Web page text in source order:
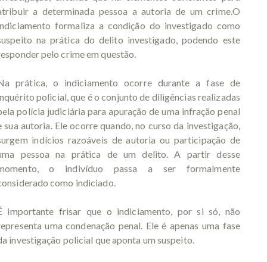
a determinada pessoa a autoria de um crime.O
formaliza a condição do investigado como
na prática do delito investigado, podendo este
pelo crime em questão.
prática, o indiciamento ocorre durante a fase de
policial, que é o conjunto de diligências realizadas
polícia judiciária para apuração de uma infração penal
sua autoria. Ele ocorre quando, no curso da investigação,
indícios razoáveis de autoria ou participação de
pessoa na prática de um delito. A partir desse
o indivíduo passa a ser formalmente
como indiciado.
importante frisar que o indiciamento, por si só, não
uma condenação penal. Ele é apenas uma fase
investigação policial que aponta um suspeito.